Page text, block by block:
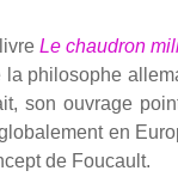
Le chau­dron
la phi­lo­sophe
son ouvrage
en
de Fou­cault.